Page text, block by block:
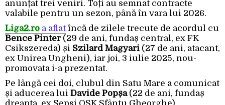
anunțat trei veniri. Toți au semnat contracte
valabile pentru un sezon, până în vara lui 2026.
Liga2.ro a aflat încă de zilele trecute de acordul cu
Bence Pinter(29 de ani, fundaș central, ex FK
Csikszereda) și Szilard Magyari (27 de ani, atacant,
ex Unirea Ungheni), iar joi, 3 iulie 2025, nou-
promovata i-a prezentat.
Pe lângă cei doi, clubul din Satu Mare a comunicat
și aducerea lui Davide Popșa(22 de ani, fundaș